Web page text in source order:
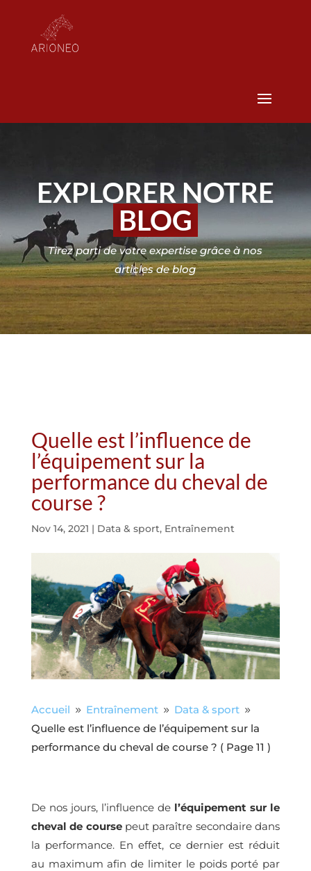
EXPLORER NOTRE
BLOG
Tirez parti de votre expertise grâce à nos
articles de blog
Quelle est l’influence de
l’équipement sur la
performance du cheval de
course ?
Nov 14, 2021 | Data & sport, Entraînement
Accueil 9 Entraînement 9 Data & sport 9
Quelle est l’influence de l’équipement sur la
performance du cheval de course ? ( Page 11 )
De nos jours, l’influence de l’équipement sur le
cheval de coursepeut paraître secondaire dans
la performance. En effet, ce dernier est réduit
au maximum afin de limiter le poids porté par